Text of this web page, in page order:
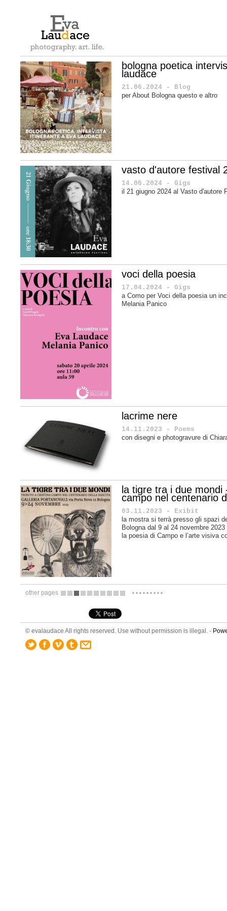
bologna poetica
laudace
21.06.2024 - Blog
per About Bologna questo e altro
vasto d'autore festival
14.06.2024 - Gigs
il 21 giugno 2024 al Vasto d'autore
voci della poesia
17.04.2024 - Gigs
a Como per Voci della poesia un
Melania Panico
lacrime nere
14.11.2023 - Poems
con disegni e photogravure di
la tigre tra i due
campo nel centenario
03.11.2023 - Exibit
la mostra si terrà presso gli spazi
Bologna dal 9 al 24 novembre
la poesia di Campo e l’arte visiva
other pages - - - - - - - - -
© evalaudace All rights reserved. Use without permission is illegal. -